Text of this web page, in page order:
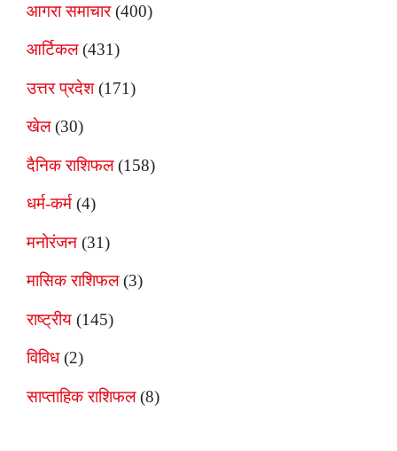
आगरा समाचार(400)
आर्टिकल(431)
उत्तर प्रदेश(171)
खेल(30)
दैनिक राशिफल(158)
धर्म-कर्म (4)
मनोरंजन (31)
मासिक राशिफल(3)
राष्ट्रीय (145)
विविध(2)
साप्ताहिक राशिफल(8)